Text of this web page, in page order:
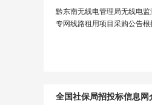
黔东南无线电管理局无线电
专网线路租用项目采购公告
全国社保局招投标信息网